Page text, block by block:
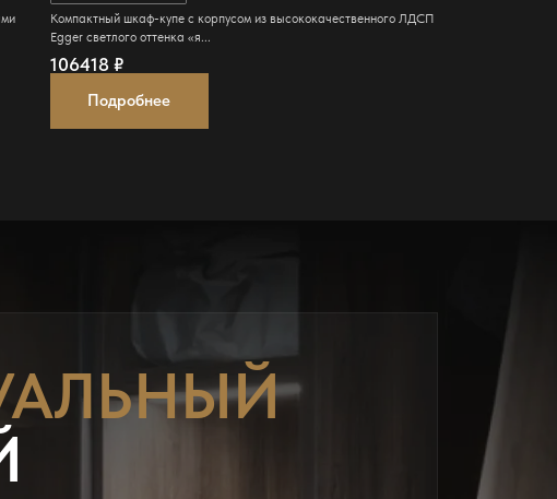
Компактный шкаф-купе с корпусом из высококачественного ЛДСП
Egger светлого оттенка «я...
106418 ₽
Подробнее